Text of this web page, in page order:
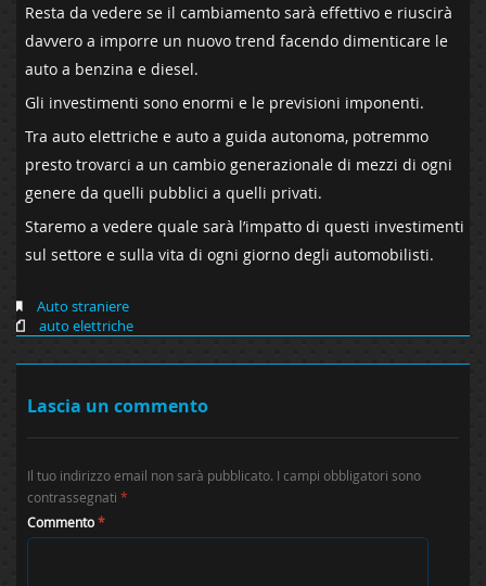
Resta da vedere se il cambiamento sarà effettivo e riuscirà
davvero a imporre un nuovo trend facendo dimenticare le
auto a benzina e diesel.
Gli investimenti sono enormi e le previsioni imponenti.
Tra auto elettriche e auto a guida autonoma, potremmo
presto trovarci a un cambio generazionale di mezzi di ogni
genere da quelli pubblici a quelli privati.
Staremo a vedere quale sarà l’impatto di questi investimenti
sul settore e sulla vita di ogni giorno degli automobilisti.
Auto straniere
auto elettriche
Lascia un commento
Il tuo indirizzo email non sarà pubblicato. I campi obbligatori sono
contrassegnati *
Commento*